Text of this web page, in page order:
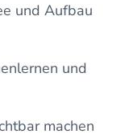
Aufbau
und
machen